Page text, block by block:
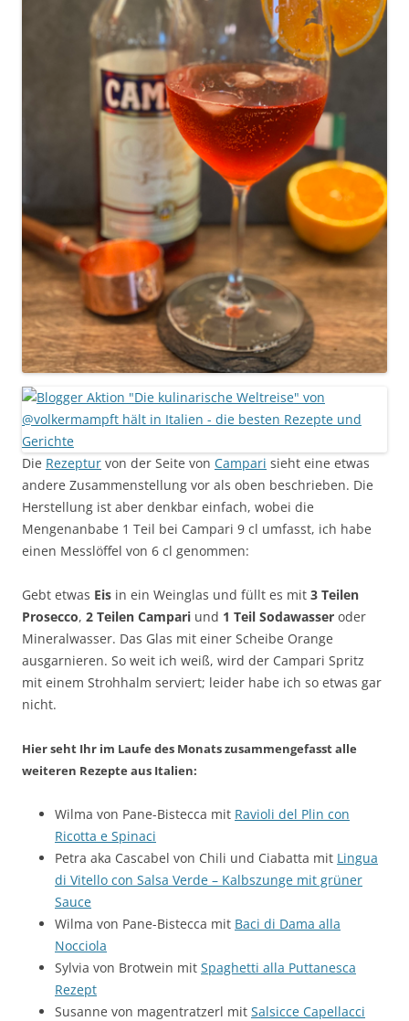
Die Rezeptur von der Seite von Campari sieht eine etwas
andere Zusammenstellung vor als oben beschrieben. Die
Herstellung ist aber denkbar einfach, wobei die
Mengenanbabe 1 Teil bei Campari 9 cl umfasst, ich habe
einen Messlöffel von 6 cl genommen:
Gebt etwas Eis in ein Weinglas und füllt es mit 3 Teilen
Prosecco, 2 Teilen Campari und 1 Teil Sodawasser oder
Mineralwasser. Das Glas mit einer Scheibe Orange
ausgarnieren. So weit ich weiß, wird der Campari Spritz
mit einem Strohhalm serviert; leider habe ich so etwas gar
nicht.
Hier seht Ihr im Laufe des Monats zusammengefasst alle
weiteren Rezepte aus Italien:
Wilma von Pane-Bistecca mit Ravioli del Plin con
Ricotta e Spinaci
Petra aka Cascabel von Chili und Ciabatta mit Lingua
di Vitello con Salsa Verde – Kalbszunge mit grüner
Sauce
Wilma von Pane-Bistecca mit Baci di Dama alla
Nocciola
Sylvia von Brotwein mit Spaghetti alla Puttanesca
Rezept
Susanne von magentratzerl mit Salsicce Capellacci